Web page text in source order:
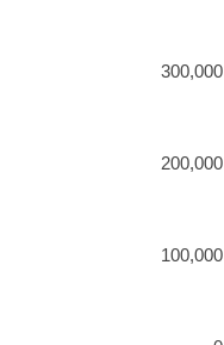
100,000
200,000
300,000